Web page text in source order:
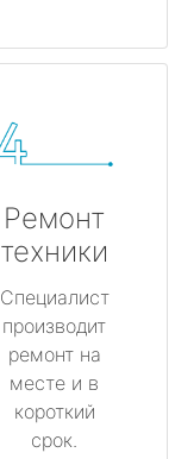
Ремонт
техники
Специалист
производит
ремонт на
месте и в
короткий
срок.